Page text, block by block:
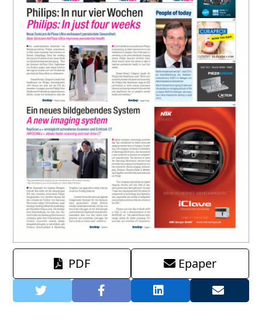
PDF Epaper